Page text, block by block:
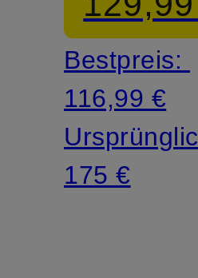
Bestpreis:
116,99 €
175 €